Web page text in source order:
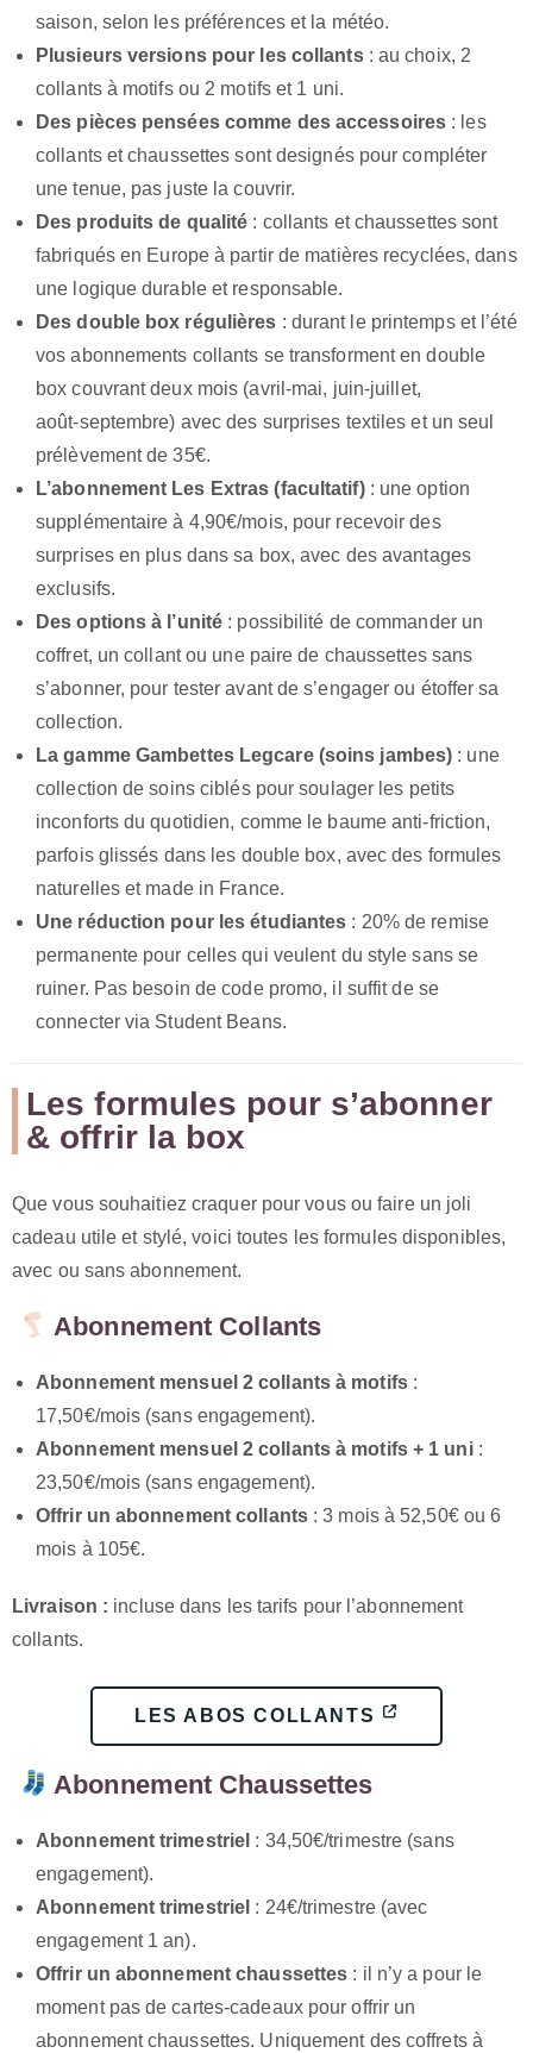
saison, selon les préférences et la météo.
Plusieurs versions pour les collants: au choix, 2
collants à motifs ou 2 motifs et 1 uni.
Des pièces pensées comme des accessoires : les
collants et chaussettes sont designés pour compléter
une tenue, pas juste la couvrir.
Des produits de qualité : collants et chaussettes sont
fabriqués en Europe à partir de matières recyclées, dans
une logique durable et responsable.
Des double box régulières : durant le printemps et l’été
vos abonnements collants se transforment en double
box couvrant deux mois (avril‑mai, juin‑juillet,
août‑septembre) avec des surprises textiles et un seul
prélèvement de 35€.
L’abonnement Les Extras (facultatif): une option
supplémentaire à 4,90€/mois, pour recevoir des
surprises en plus dans sa box, avec des avantages
exclusifs.
Des options à l’unité : possibilité de commander un
coffret, un collant ou une paire de chaussettes sans
s’abonner, pour tester avant de s’engager ou étoffer sa
collection.
La gamme Gambettes Legcare (soins jambes) : une
collection de soins ciblés pour soulager les petits
inconforts du quotidien, comme le baume anti-friction,
parfois glissés dans les double box, avec des formules
naturelles et made in France.
Une réduction pour les étudiantes : 20% de remise
permanente pour celles qui veulent du style sans se
ruiner. Pas besoin de code promo, il suffit de se
connecter via Student Beans.
Les formules pour s’abonner
& offrir la box
Que vous souhaitiez craquer pour vous ou faire un joli
cadeau utile et stylé, voici toutes les formules disponibles,
avec ou sans abonnement.
Abonnement Collants
Abonnement mensuel 2 collants à motifs:
17,50€/mois (sans engagement).
Abonnement mensuel 2 collants à motifs + 1 uni:
23,50€/mois (sans engagement).
Offrir un abonnement collants: 3 mois à 52,50€ ou 6
mois à 105€.
Livraison : incluse dans les tarifs pour l’abonnement
collants.
LES ABOS COLLANTS
Abonnement Chaussettes
Abonnement trimestriel : 34,50€/trimestre (sans
engagement).
Abonnement trimestriel : 24€/trimestre (avec
engagement 1 an).
Offrir un abonnement chaussettes : il n’y a pour le
moment pas de cartes-cadeaux pour offrir un
abonnement chaussettes. Uniquement des coffrets à